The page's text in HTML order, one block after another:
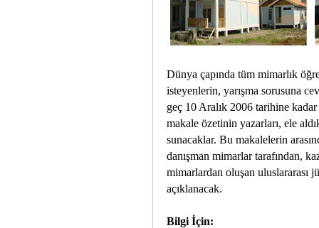
Dünya çapında tüm mimarlık
isteyenlerin, yarışma sorusuna
geç 10 Aralık 2006 tarihine
makale özetinin yazarları, ele
sunacaklar. Bu makalelerin
danışman mimarlar tarafından,
mimarlardan oluşan uluslararası
açıklanacak.
Bilgi İçin: